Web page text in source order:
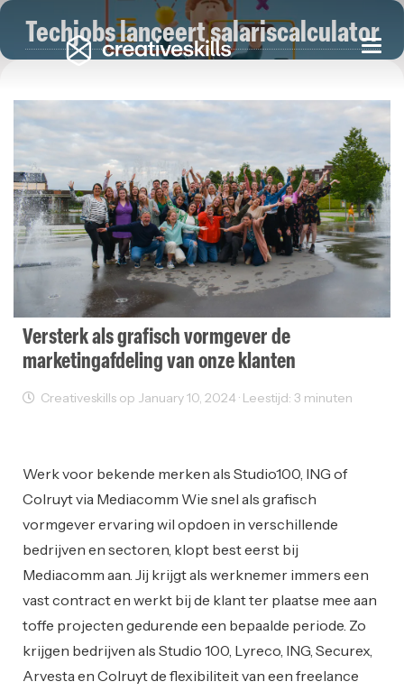
Techjobs lanceert salariscalculator
Versterk als grafisch vormgever de
marketingafdeling van onze klanten
Creativeskills op January 10, 2024 · Leestijd: 3 minuten
Werk voor bekende merken als Studio100, ING of
Colruyt via Mediacomm Wie snel als grafisch
vormgever ervaring wil opdoen in verschillende
bedrijven en sectoren, klopt best eerst bij
Mediacomm aan. Jij krijgt als werknemer immers een
vast contract en werkt bij de klant ter plaatse mee aan
toffe projecten gedurende een bepaalde periode. Zo
krijgen bedrijven als Studio 100, Lyreco, ING, Securex,
Arvesta en Colruyt de flexibiliteit van een freelance